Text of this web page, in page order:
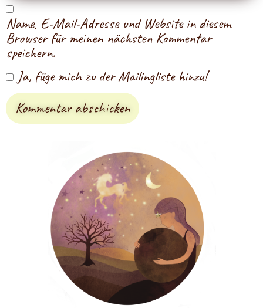
Name, E-Mail-Adresse und Website in diesem
Browser für meinen nächsten Kommentar
speichern.
Ja, füge mich zu der Mailingliste hinzu!